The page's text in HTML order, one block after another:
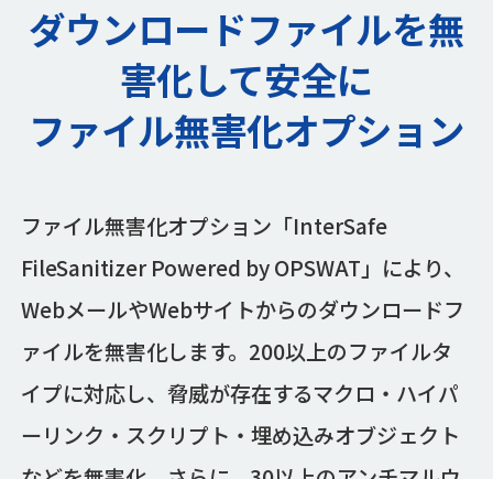
ダウンロードファイルを無
害化して安全に
ファイル無害化オプション
ファイル無害化オプション「InterSafe
FileSanitizer Powered by OPSWAT」により、
WebメールやWebサイトからのダウンロードフ
ァイルを無害化します。200以上のファイルタ
イプに対応し、脅威が存在するマクロ・ハイパ
ーリンク・スクリプト・埋め込みオブジェクト